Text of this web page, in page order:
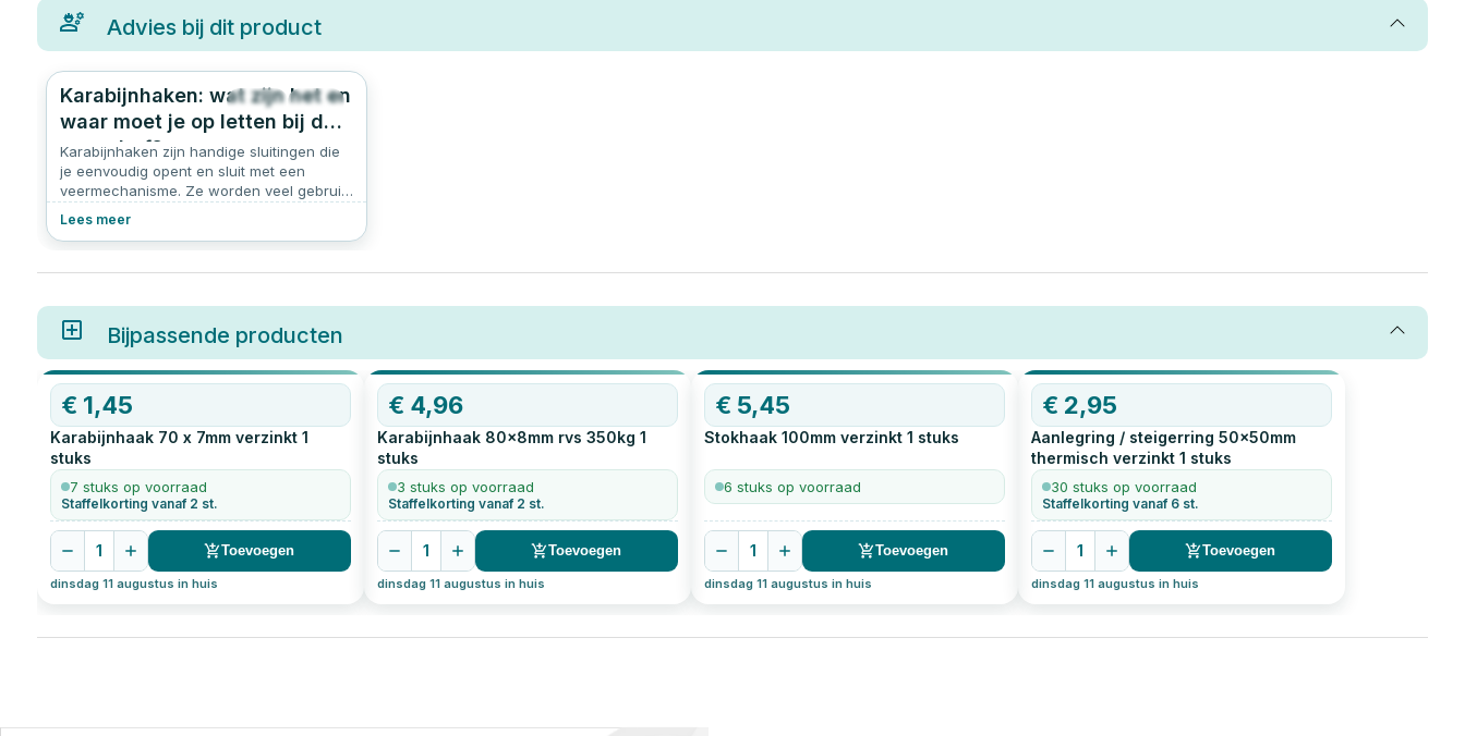
Advies bij dit product
467 4.8
Karabijnhaken: wat zijn het en
waar moet je op letten bij de
aanschaf?
Karabijnhaken zijn handige sluitingen die
je eenvoudig opent en sluit met een
veermechanisme. Ze worden veel gebruikt
van voorwerpen. Of je nu werkt aan een
veilig wilt vastmaken aan een ketting: een
leggen we uit wat een karabijnhaak is,
welke soorten er zijn, en waar je op moet
letten bij het kopen van een karabijnhaak.
Lees meer
Bijpassende producten
€ 1,45
Karabijnhaak 70 x 7mm verzinkt 1
stuks
7 stuks op voorraad
Staffelkorting vanaf 2 st.
1 Toevoegen
dinsdag 11 augustus in huis
€ 4,96
Karabijnhaak 80x8mm rvs 350kg 1
stuks
3 stuks op voorraad
Staffelkorting vanaf 2 st.
1 Toevoegen
dinsdag 11 augustus in huis
€ 5,45
Stokhaak 100mm verzinkt 1 stuks
6 stuks op voorraad
1 Toevoegen
dinsdag 11 augustus in huis
€ 2,95
Aanlegring / steigerring 50x50mm
thermisch verzinkt 1 stuks
30 stuks op voorraad
Staffelkorting vanaf 6 st.
1 Toevoegen
dinsdag 11 augustus in huis